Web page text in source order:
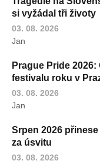
si vyžádal tři životy
03. 08. 2026
Jan
Prague Pride
festivalu roku v
03. 08. 2026
Jan
Srpen 2026
za úsvitu
03. 08. 2026